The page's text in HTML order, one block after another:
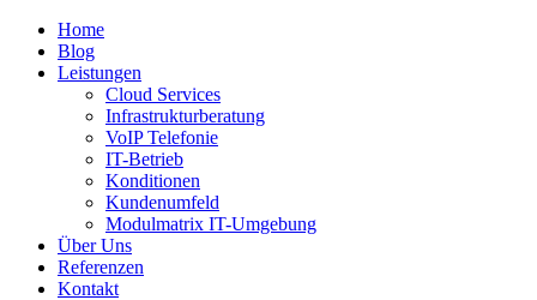
Home
Blog
Leistungen
Cloud Services
Infrastrukturberatung
VoIP Telefonie
IT-Betrieb
Konditionen
Kundenumfeld
Modulmatrix IT-Umgebung
Über Uns
Referenzen
Kontakt